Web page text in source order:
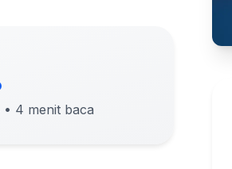
• 4 menit baca